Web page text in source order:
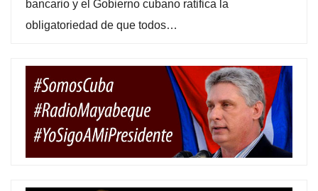
bancario y el Gobierno cubano ratifica la
obligatoriedad de que todos…